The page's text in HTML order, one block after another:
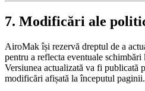
7. Modificări ale
AiroMak își rezervă dreptul de a
pentru a reflecta eventuale schimbări
Versiunea actualizată va fi publicată
modificări afișată la începutul paginii.